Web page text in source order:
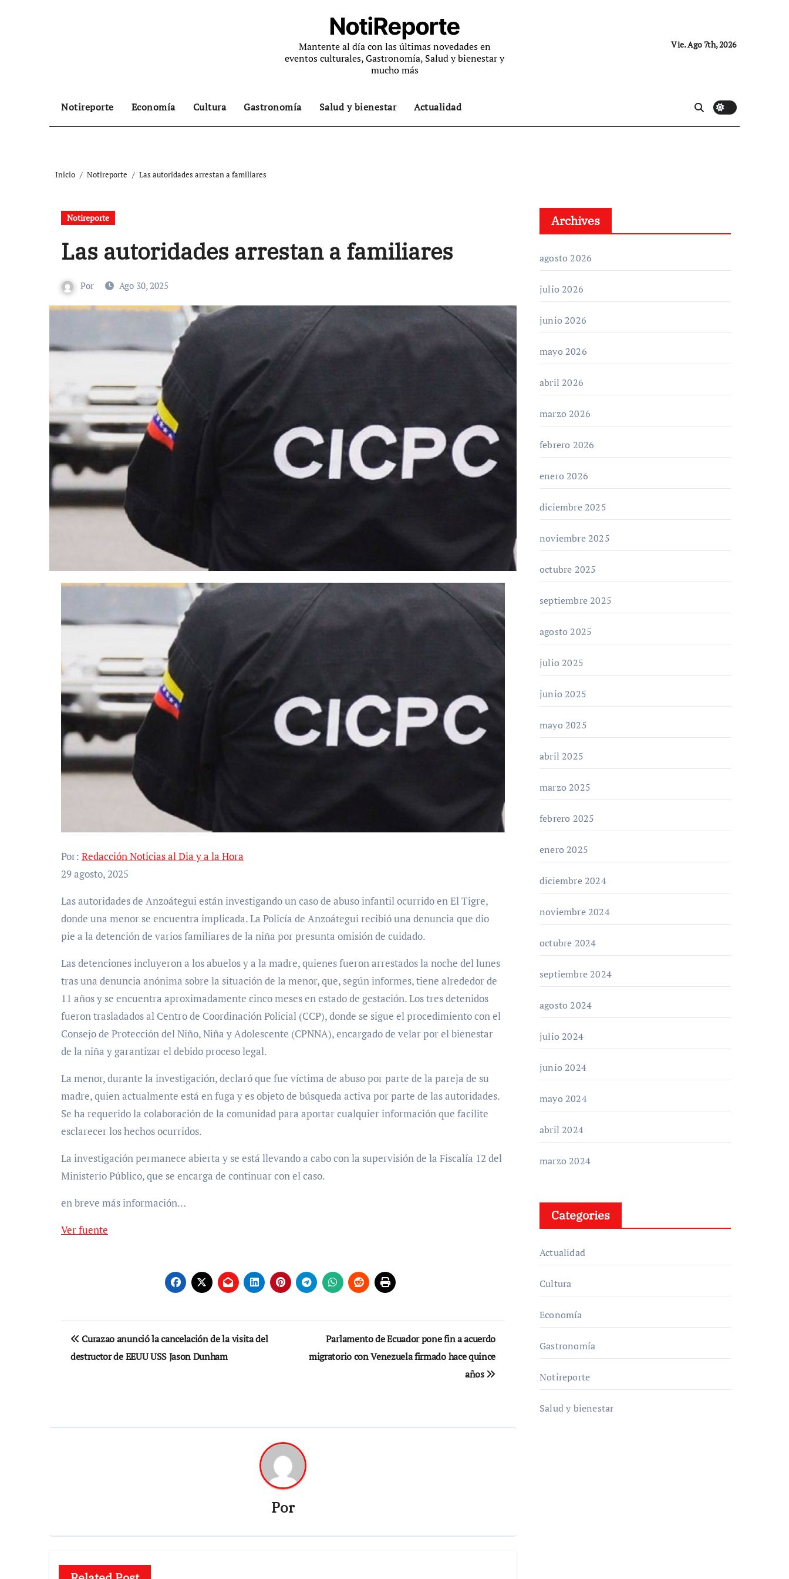
NotiReporte
Mantente al día con las últimas novedades en
eventos culturales, Gastronomía, Salud y bienestar y
mucho más
Vie. Ago 7th, 2026
Notireporte Economía Cultura Gastronomía Salud y bienestar Actualidad
Inicio Notireporte Las autoridades arrestan a familiares
Notireporte
Las autoridades arrestan a familiares
Por Ago 30, 2025
Por: Redacción Noticias al Dia y a la Hora
29 agosto, 2025
Las autoridades de Anzoátegui están investigando un caso de abuso infantil ocurrido en El Tigre,
donde una menor se encuentra implicada. La Policía de Anzoátegui recibió una denuncia que dio
pie a la detención de varios familiares de la niña por presunta omisión de cuidado.
Las detenciones incluyeron a los abuelos y a la madre, quienes fueron arrestados la noche del lunes
tras una denuncia anónima sobre la situación de la menor, que, según informes, tiene alrededor de
11 años y se encuentra aproximadamente cinco meses en estado de gestación. Los tres detenidos
fueron trasladados al Centro de Coordinación Policial (CCP), donde se sigue el procedimiento con el
Consejo de Protección del Niño, Niña y Adolescente (CPNNA), encargado de velar por el bienestar
de la niña y garantizar el debido proceso legal.
La menor, durante la investigación, declaró que fue víctima de abuso por parte de la pareja de su
madre, quien actualmente está en fuga y es objeto de búsqueda activa por parte de las autoridades.
Se ha requerido la colaboración de la comunidad para aportar cualquier información que facilite
esclarecer los hechos ocurridos.
La investigación permanece abierta y se está llevando a cabo con la supervisión de la Fiscalía 12 del
Ministerio Público, que se encarga de continuar con el caso.
en breve más información…
Ver fuente
Navegación
de
Curazao anunció la cancelación de la visita del
destructor de EEUU USS Jason Dunham
Parlamento de Ecuador pone fin a acuerdo
migratorio con Venezuela firmado hace quince
años
Por
Archives
agosto 2026
julio 2026
junio 2026
mayo 2026
abril 2026
marzo 2026
febrero 2026
enero 2026
diciembre 2025
noviembre 2025
octubre 2025
septiembre 2025
agosto 2025
julio 2025
junio 2025
mayo 2025
abril 2025
marzo 2025
febrero 2025
enero 2025
diciembre 2024
noviembre 2024
octubre 2024
septiembre 2024
agosto 2024
julio 2024
junio 2024
mayo 2024
abril 2024
marzo 2024
Categories
Actualidad
Cultura
Economía
Gastronomía
Notireporte
Salud y bienestar